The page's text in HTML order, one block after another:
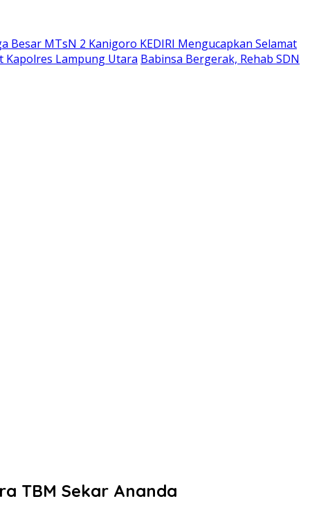
Besar MTsN 2 Kanigoro KEDIRI Mengucapkan Selamat
Kapolres Lampung Utara Babinsa Bergerak, Rehab SDN
TBM Sekar Ananda